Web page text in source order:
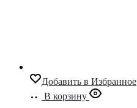
Добавить в Избранное
В корзину